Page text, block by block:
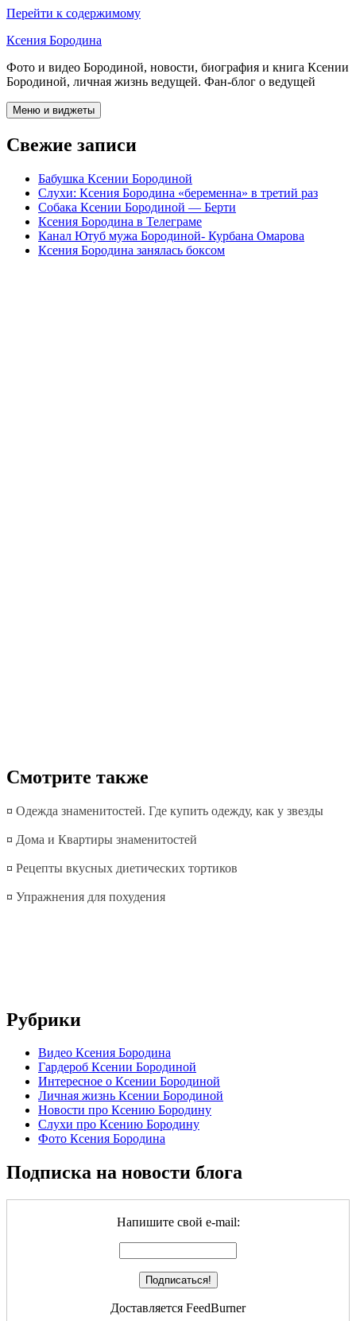
Перейти к содержимому
Ксения Бородина
Фото и видео Бородиной, новости, биография и книга Ксении
Бородиной, личная жизнь ведущей. Фан-блог о ведущей
Меню и виджеты
Свежие записи
Бабушка Ксении Бородиной
Слухи: Ксения Бородина «беременна» в третий раз
Собака Ксении Бородиной — Берти
Ксения Бородина в Телеграме
Канал Ютуб мужа Бородиной- Курбана Омарова
Ксения Бородина занялась боксом
Смотрите также
¤ Одежда знаменитостей. Где купить одежду, как у звезды
¤ Дома и Квартиры знаменитостей
¤ Рецепты вкусных диетических тортиков
¤ Упражнения для похудения
Рубрики
Видео Ксения Бородина
Гардероб Ксении Бородиной
Интересное о Ксении Бородиной
Личная жизнь Ксении Бородиной
Новости про Ксению Бородину
Слухи про Ксению Бородину
Фото Ксения Бородина
Подписка на новости блога
Напишите свой e-mail:
Доставляется FeedBurner